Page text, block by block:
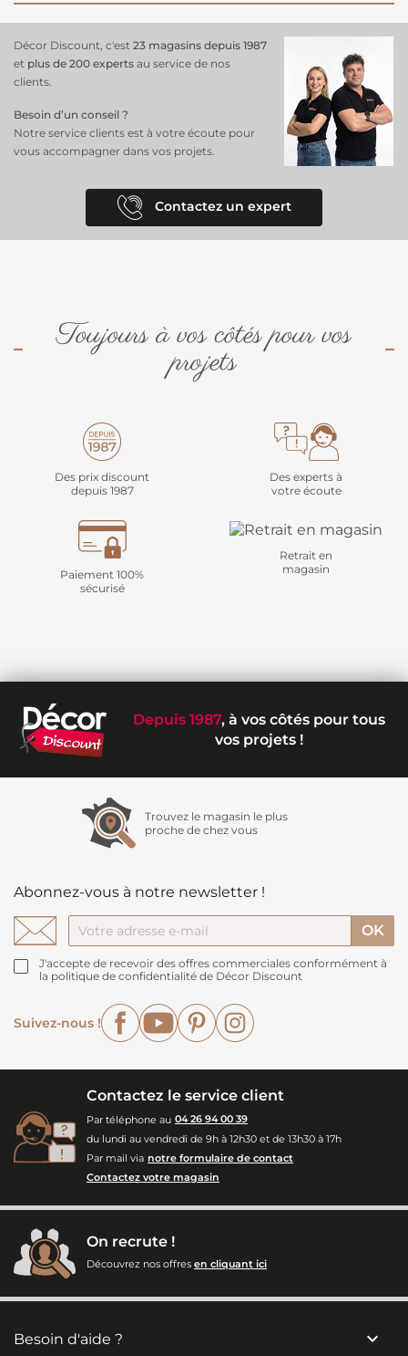
Décor Discount, c'est 23 magasins depuis 1987
et plus de 200 experts au service de nos
clients.
Besoin d’un conseil ?
Notre service clients est à votre écoute pour
vous accompagner dans vos projets.
Contactez un expert
Toujours à vos côtés pour vos
projets
Des prix discount
depuis 1987
Des experts à
votre écoute
Paiement 100%
sécurisé
Retrait en
magasin
Depuis 1987, à vos côtés pour tous
vos projets !
Trouvez le magasin le plus
proche de chez vous
Abonnez-vous à notre newsletter !
J'accepte de recevoir des offres commerciales conformément à
la politique de confidentialité de Décor Discount
Suivez-nous !
FacebookYouTubePinterest
Contactez le service client
Par téléphone au 04 26 94 00 39
du lundi au vendredi de 9h à 12h30 et de 13h30 à 17h
Par mail via notre formulaire de contact
Contactez votre magasin
On recrute !
Découvrez nos offres en cliquant ici
Besoin d'aide ? 